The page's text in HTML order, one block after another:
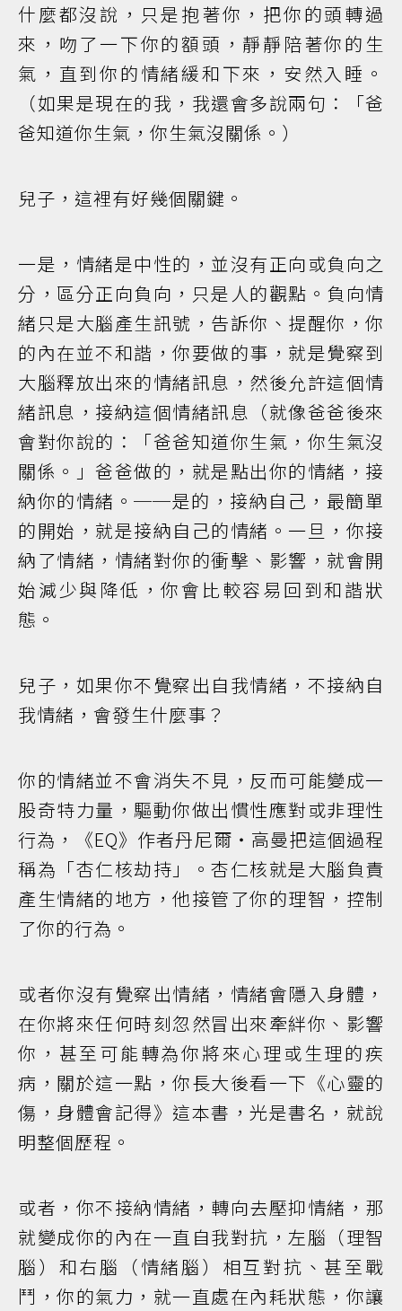
什麼都沒說，只是抱著你，把你的頭轉過
來，吻了一下你的額頭，靜靜陪著你的生
氣，直到你的情緒緩和下來，安然入睡。
（如果是現在的我，我還會多說兩句：「爸
爸知道你生氣，你生氣沒關係。）
兒子，這裡有好幾個關鍵。
一是，情緒是中性的，並沒有正向或負向之
分，區分正向負向，只是人的觀點。負向情
緒只是大腦產生訊號，告訴你、提醒你，你
的內在並不和諧，你要做的事，就是覺察到
大腦釋放出來的情緒訊息，然後允許這個情
緒訊息，接納這個情緒訊息（就像爸爸後來
會對你說的：「爸爸知道你生氣，你生氣沒
關係。」爸爸做的，就是點出你的情緒，接
納你的情緒。──是的，接納自己，最簡單
的開始，就是接納自己的情緒。一旦，你接
納了情緒，情緒對你的衝擊、影響，就會開
始減少與降低，你會比較容易回到和諧狀
態。
兒子，如果你不覺察出自我情緒，不接納自
我情緒，會發生什麼事？
你的情緒並不會消失不見，反而可能變成一
股奇特力量，驅動你做出慣性應對或非理性
行為，《EQ》作者丹尼爾‧高曼把這個過程
稱為「杏仁核劫持」。杏仁核就是大腦負責
產生情緒的地方，他接管了你的理智，控制
了你的行為。
或者你沒有覺察出情緒，情緒會隱入身體，
在你將來任何時刻忽然冒出來牽絆你、影響
你，甚至可能轉為你將來心理或生理的疾
病，關於這一點，你長大後看一下《心靈的
傷，身體會記得》這本書，光是書名，就說
明整個歷程。
或者，你不接納情緒，轉向去壓抑情緒，那
就變成你的內在一直自我對抗，左腦（理智
腦）和右腦（情緒腦）相互對抗、甚至戰
鬥，你的氣力，就一直處在內耗狀態，你讓